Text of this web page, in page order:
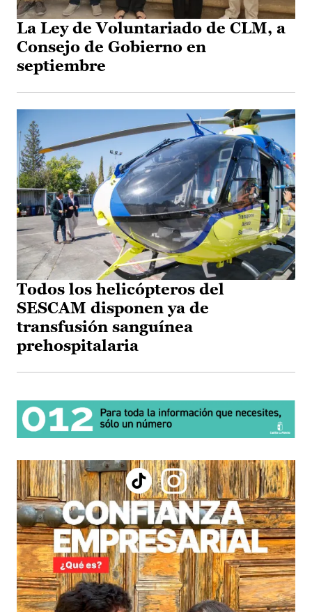
La Ley de Voluntariado de CLM, a
Consejo de Gobierno en
septiembre
Todos los helicópteros del
SESCAM disponen ya de
transfusión sanguínea
prehospitalaria